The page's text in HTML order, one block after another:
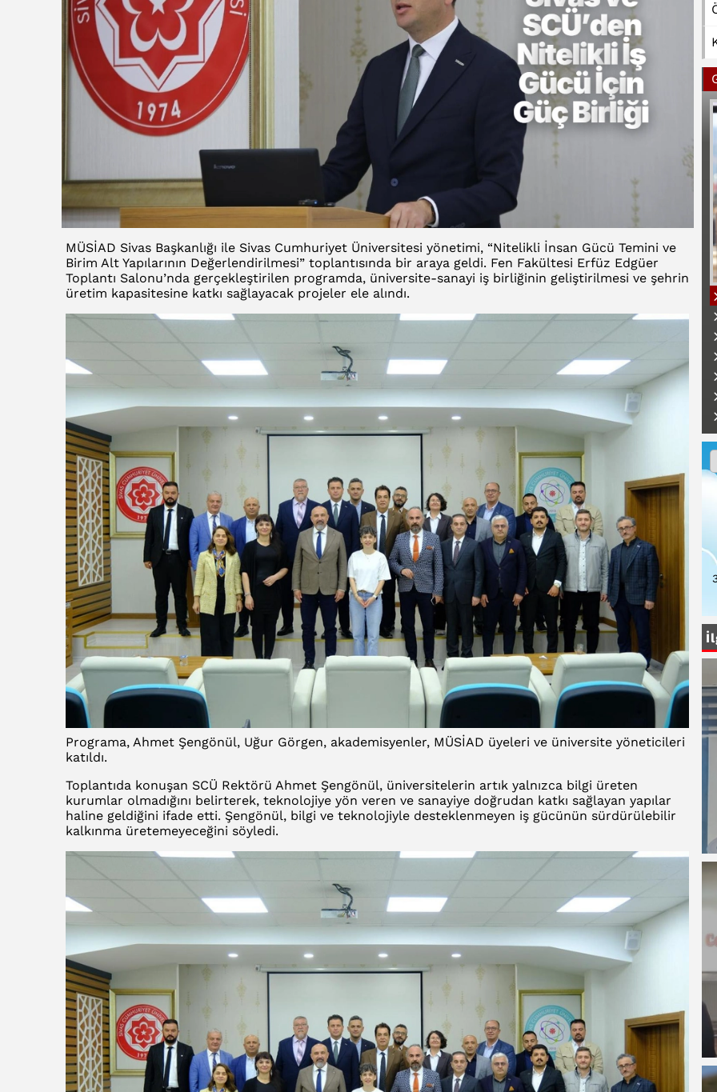
MÜSİAD Sivas Başkanlığı ile Sivas Cumhuriyet Üniversitesi yönetimi, “Nitelikli İnsan Gücü Temini ve
Birim Alt Yapılarının Değerlendirilmesi” toplantısında bir araya geldi. Fen Fakültesi Erfüz Edgüer
Toplantı Salonu’nda gerçekleştirilen programda, üniversite-sanayi iş birliğinin geliştirilmesi ve şehrin
üretim kapasitesine katkı sağlayacak projeler ele alındı.
Programa, Ahmet Şengönül, Uğur Görgen, akademisyenler, MÜSİAD üyeleri ve üniversite yöneticileri
katıldı.
Toplantıda konuşan SCÜ Rektörü Ahmet Şengönül, üniversitelerin artık yalnızca bilgi üreten
kurumlar olmadığını belirterek, teknolojiye yön veren ve sanayiye doğrudan katkı sağlayan yapılar
haline geldiğini ifade etti. Şengönül, bilgi ve teknolojiyle desteklenmeyen iş gücünün sürdürülebilir
kalkınma üretemeyeceğini söyledi.